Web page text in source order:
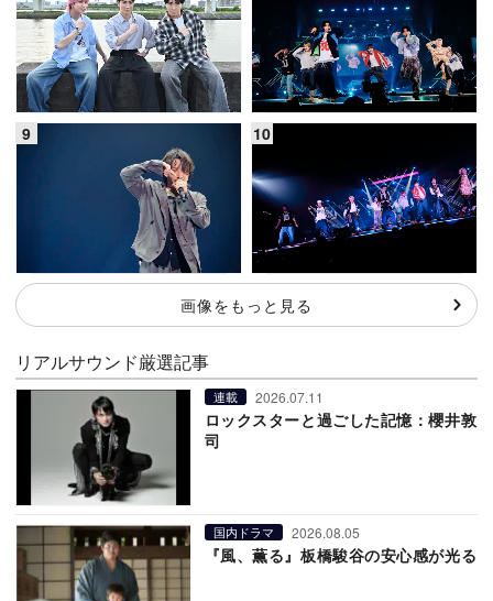
画像をもっと見る
リアルサウンド厳選記事
連載 2026.07.11
ロックスターと過ごした記憶：櫻井敦
司
国内ドラマ 2026.08.05
『風、薫る』板橋駿谷の安心感が光る